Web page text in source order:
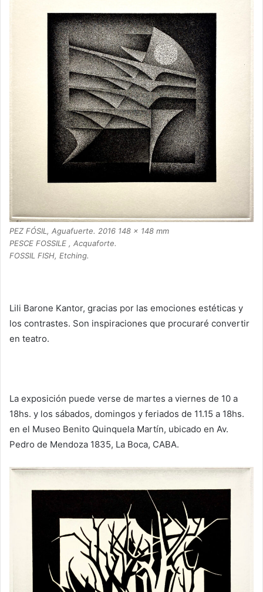
PEZ FÓSIL, Aguafuerte. 2016 148 x 148 mm
PESCE FOSSILE , Acquaforte.
FOSSIL FISH, Etching.
Lili Barone Kantor, gracias por las emociones estéticas y
los contrastes. Son inspiraciones que procuraré convertir
en teatro.
La exposición puede verse de martes a viernes de 10 a
18hs. y los sábados, domingos y feriados de 11.15 a 18hs.
en el Museo Benito Quinquela Martín, ubicado en Av.
Pedro de Mendoza 1835, La Boca, CABA.